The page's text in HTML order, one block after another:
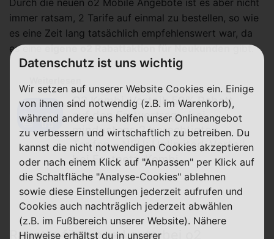
immer ratsam, 2 Tarife auf einmal zu bestellen, so wie
es eine Zeit lang tatsächlich empfehlenswert war, da
es eineeigene o2 Rabattaktion für Neukundengibt.
O2 Kombi-Vorteil: 50% Rabatt
auf den Erstvertrag – bei
mindestens 2 berechtigten
Tarifen – NEU: Unlimited-Vorteil
bei Festnetz-Kombi
Rabatte für junge Leute bei o2
Datenschutz ist uns wichtig
Wir setzen auf unserer Website Cookies ein. Einige
von ihnen sind notwendig (z.B. im Warenkorb),
während andere uns helfen unser Onlineangebot
zu verbessern und wirtschaftlich zu betreiben. Du
kannst die nicht notwendigen Cookies akzeptieren
oder nach einem Klick auf "Anpassen" per Klick auf
die Schaltfläche "Analyse-Cookies" ablehnen
sowie diese Einstellungen jederzeit aufrufen und
Cookies auch nachträglich jederzeit abwählen
(z.B. im Fußbereich unserer Website). Nähere
Hinweise erhältst du in unserer